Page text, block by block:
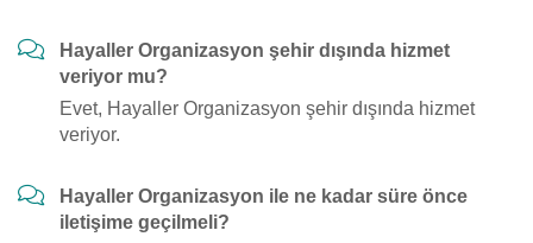
Hayaller Organizasyon şehir dışında hizmet
veriyor mu?
Evet, Hayaller Organizasyon şehir dışında hizmet
veriyor.
Hayaller Organizasyon ile ne kadar süre önce
iletişime geçilmeli?